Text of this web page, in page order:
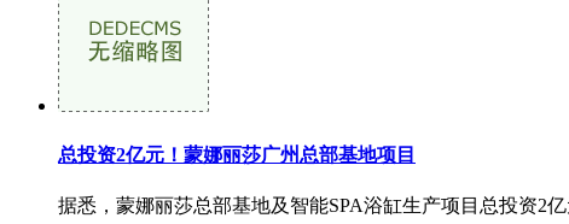
总投资2亿元！蒙娜丽莎广州总部基地项目
据悉，蒙娜丽莎总部基地及智能SPA浴缸生产项目总投资2